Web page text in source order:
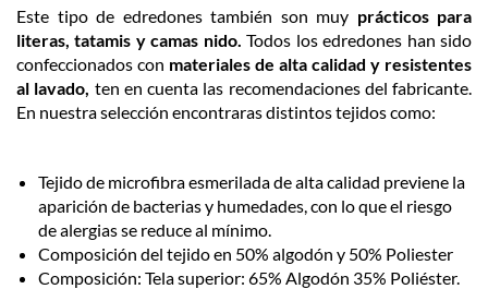
Este tipo de edredones también son muy prácticos para
literas,tatamis y camas nido. Todos los edredones han sido
confeccionados con materiales de alta calidad y resistentes
al lavado, ten en cuenta las recomendaciones del fabricante.
En nuestra selección encontraras distintos tejidos como:
Tejido de microfibra esmerilada de alta calidad previene la
aparición de bacterias y humedades, con lo que el riesgo
de alergias se reduce al mínimo.
Composición del tejido en 50% algodón y 50% Poliester
Composición: Tela superior: 65% Algodón 35% Poliéster.